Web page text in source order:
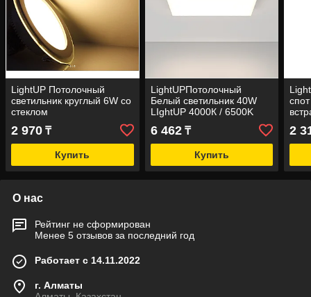
LightUP Потолочный
светильник круглый 6W со
стеклом
2 970 ₸
Купить
LightUPПотолочный
Белый светильник 40W
LIghtUP 4000К / 6500K
(накладной)
6 462₸
Купить
2
О нас
Рейтинг не сформирован
Менее 5 отзывов за последний год
Работает с 14.11.2022
г. Алматы